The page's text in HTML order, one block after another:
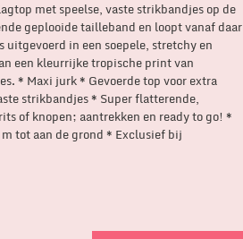
met speelse, vaste strikbandjes op de
geplooide tailleband en loopt vanaf daar
in een soepele, stretchy en
een kleurrijke tropische print van
* Maxi jurk * Gevoerde top voor extra
strikbandjes * Super flatterende,
of knopen; aantrekken en ready to go! *
tot aan de grond * Exclusief bij